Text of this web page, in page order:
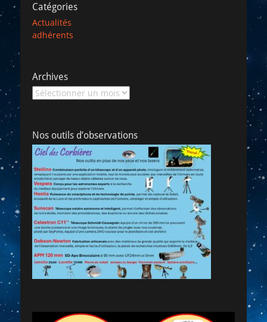
Catégories
Actualités
adhérents
Archives
Archives
Nos outils d’observations